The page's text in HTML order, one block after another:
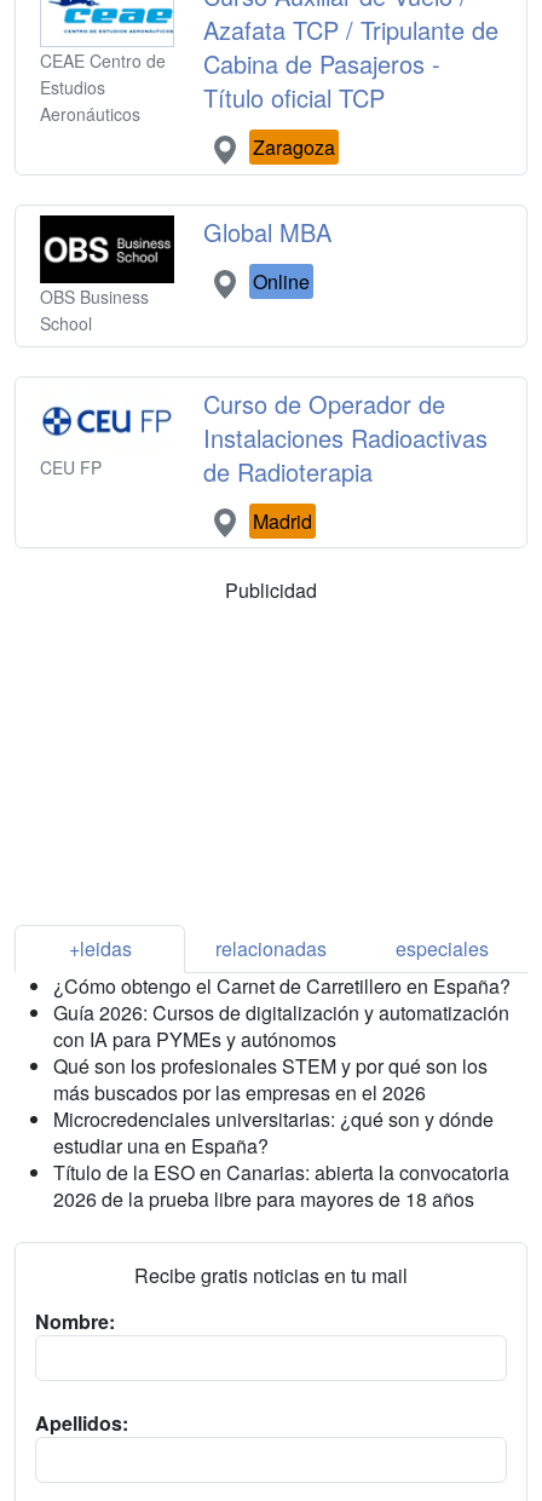
CEAE Centro de
Estudios
Aeronáuticos
Azafata TCP / Tripulante de
Cabina de Pasajeros -
Título oficial TCP
Zaragoza
OBS Business
School
Global MBA
Online
CEU FP
Curso de Operador de
Instalaciones Radioactivas
de Radioterapia
Madrid
Publicidad
+leidas relacionadas
especiales
¿Cómo obtengo el Carnet de Carretillero en España?
Guía 2026: Cursos de digitalización y automatización
con IA para PYMEs y autónomos
Qué son los profesionales STEM y por qué son los
más buscados por las empresas en el 2026
Microcredenciales universitarias: ¿qué son y dónde
estudiar una en España?
Título de la ESO en Canarias: abierta la convocatoria
2026 de la prueba libre para mayores de 18 años
Recibe gratis noticias en tu mail
Nombre:
Apellidos: